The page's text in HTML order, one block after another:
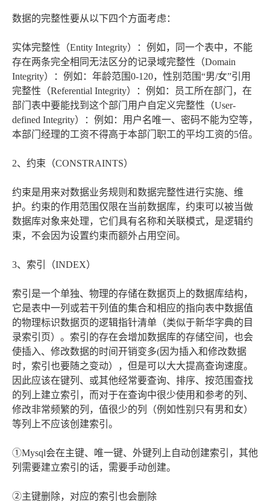
数据的完整性要从以下四个方面考虑：
实体完整性（Entity Integrity）：例如，同一个表中，不能
存在两条完全相同无法区分的记录域完整性（Domain
Integrity）：例如：年龄范围0-120，性别范围“男/女”引用
完整性（Referential Integrity）：例如：员工所在部门，在
部门表中要能找到这个部门用户自定义完整性（User-
defined Integrity）：例如：用户名唯一、密码不能为空等，
本部门经理的工资不得高于本部门职工的平均工资的5倍。
2、约束（CONSTRAINTS）
约束是用来对数据业务规则和数据完整性进行实施、维
护。约束的作用范围仅限在当前数据库，约束可以被当做
数据库对象来处理，它们具有名称和关联模式，是逻辑约
束，不会因为设置约束而额外占用空间。
3、索引（INDEX）
索引是一个单独、物理的存储在数据页上的数据库结构，
它是表中一列或若干列值的集合和相应的指向表中数据值
的物理标识数据页的逻辑指针清单（类似于新华字典的目
录索引页）。索引的存在会增加数据库的存储空间，也会
使插入、修改数据的时间开销变多(因为插入和修改数据
时，索引也要随之变动），但是可以大大提高查询速度。
因此应该在键列、或其他经常要查询、排序、按范围查找
的列上建立索引，而对于在查询中很少使用和参考的列、
修改非常频繁的列，值很少的列（例如性别只有男和女）
等列上不应该创建索引。
①Mysql会在主键、唯一键、外键列上自动创建索引，其他
列需要建立索引的话，需要手动创建。
②主键删除，对应的索引也会删除